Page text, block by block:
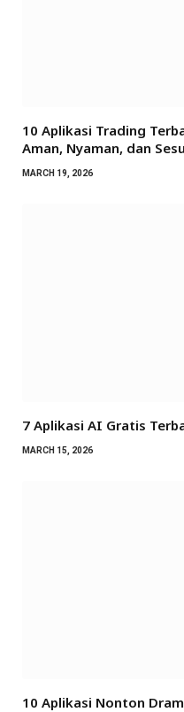
10 Aplikasi Trading
Aman, Nyaman, dan
MARCH 19, 2026
7 Aplikasi AI Gratis
MARCH 15, 2026
10 Aplikasi Nonton